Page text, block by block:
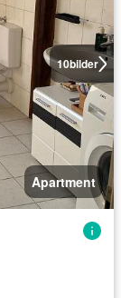
10bilder
Apartment